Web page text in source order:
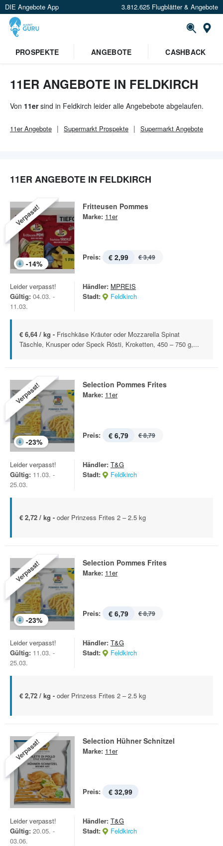
DIE Angebote App 3.812.625 Flugblätter & Angebote
PROSPEKTE ANGEBOTE CASHBACK
11ER ANGEBOTE IN FELDKIRCH
Von 11ersind in Feldkirch leider alle Angebebote abgelaufen.
11erAngebote Supermarkt Prospekte Supermarkt Angebote
11ER ANGEBOTE IN FELDKIRCH
Verpasst!
-14%
Fritteusen Pommes
Marke: 11er
Preis: € 2,99 € 3,49
Leider verpasst!
Gültig: 04.03. -
11.03.
Händler: MPREIS
Stadt:
Feldkirch
€ 6,64 / kg - Frischkäse Kräuter oder Mozzarella Spinat
Täschle, Knusper oder Speck Rösti, Kroketten, 450 – 750 g,...
Verpasst!
-23%
Selection Pommes Frites
Marke: 11er
Preis: € 6,79 € 8,79
Leider verpasst!
Gültig: 11.03. -
25.03.
Händler: T&G
Stadt:
Feldkirch
€ 2,72 / kg - oder Prinzess Frites 2 – 2.5 kg
Verpasst!
-23%
Selection Pommes Frites
Marke: 11er
Preis: € 6,79 € 8,79
Leider verpasst!
Gültig: 11.03. -
25.03.
Händler: T&G
Stadt:
Feldkirch
€ 2,72 / kg - oder Prinzess Frites 2 – 2.5 kg
Verpasst! Selection Hühner Schnitzel
Marke: 11er
Preis: € 32,99
Leider verpasst!
Gültig: 20.05. -
03.06.
Händler: T&G
Stadt:
Feldkirch